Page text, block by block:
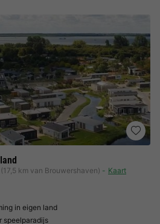
(17,5 km van Brouwershaven) Kaart
in eigen land
speelparadijs